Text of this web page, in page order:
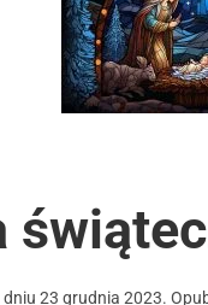
dniu 23 grudnia 2023.